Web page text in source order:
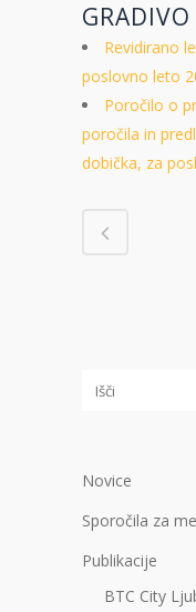
Revidirano
poslovno leto
Poročilo o
poročila in
dobička, za
Novice
Sporočila za
Publikacije
BTC City